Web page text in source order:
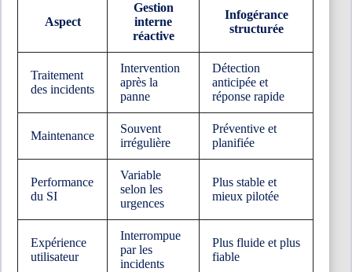
Aspect
Gestion
interne
réactive
Infogérance
structurée
Traitement
des incidents
Intervention
après la
panne
Détection
anticipée et
réponse rapide
Maintenance
Souvent
irrégulière
Préventive et
planifiée
Performance
du SI
Variable
selon les
urgences
Plus stable et
mieux pilotée
Expérience
utilisateur
Interrompue
par les
incidents
Plus fluide et plus
fiable